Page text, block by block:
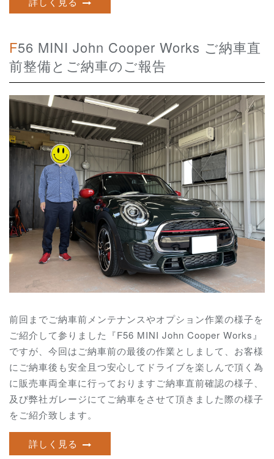
F56 MINI John Cooper Works ご納車直
前整備とご納車のご報告
前回までご納車前メンテナンスやオプション作業の様子を
ご紹介して参りました『F56 MINI John Cooper Works』
ですが、今回はご納車前の最後の作業としまして、お客様
にご納車後も安全且つ安心してドライブを楽しんで頂く為
に販売車両全車に行っておりますご納車直前確認の様子、
及び弊社ガレージにてご納車をさせて頂きました際の様子
をご紹介致します。
詳しく見る